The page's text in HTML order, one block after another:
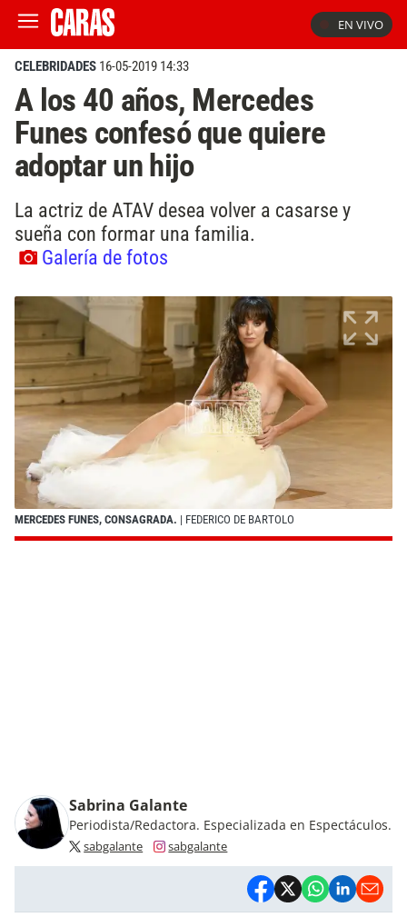
EN VIVO
CELEBRIDADES 16-05-2019 14:33
A los 40 años, Mercedes
Funes confesó que quiere
adoptar un hijo
La actriz de ATAV desea volver a casarse y
sueña con formar una familia.
Galería de fotos
MERCEDES FUNES, CONSAGRADA. | FEDERICO DE BARTOLO
Sabrina Galante
Periodista/Redactora. Especializada en Espectáculos.
sabgalante sabgalante